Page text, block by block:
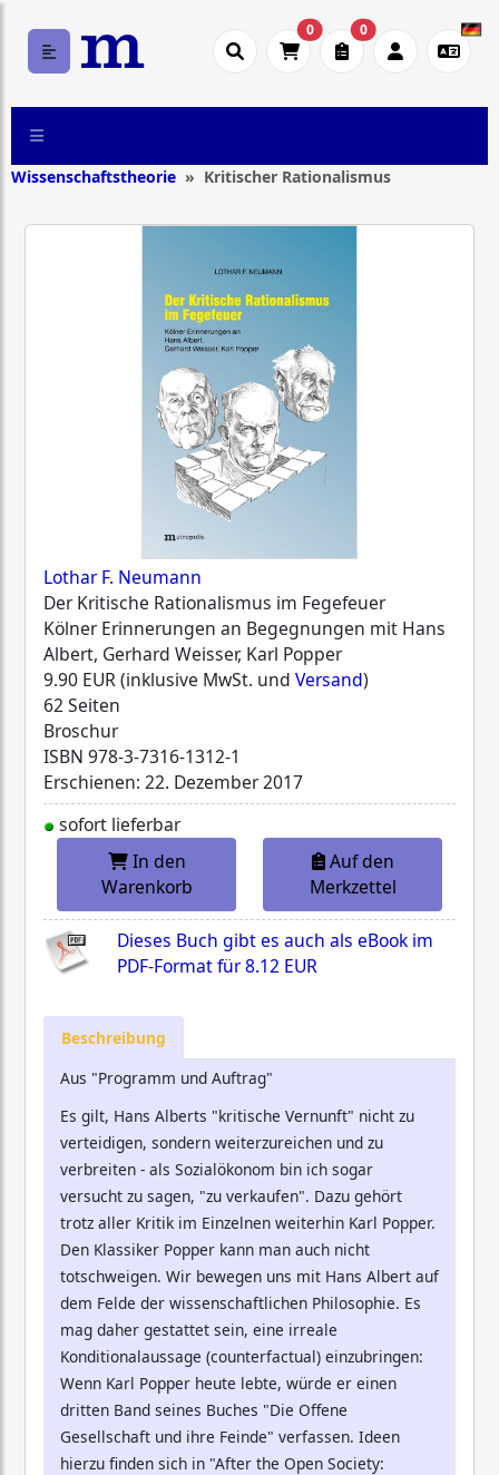
0 0
Wissenschaftstheorie Kritischer Rationalismus
Lothar F. Neumann
Der Kritische Rationalismus im Fegefeuer
Kölner Erinnerungen an Begegnungen mit Hans
Albert, Gerhard Weisser, Karl Popper
9.90 EUR (inklusive MwSt. und Versand)
62 Seiten
Broschur
ISBN 978-3-7316-1312-1
Erschienen: 22. Dezember 2017
sofort lieferbar
In den
Warenkorb
Auf den
Merkzettel
Dieses Buch gibt es auch als eBook im
PDF-Format für8.12 EUR
Beschreibung
Aus "Programm und Auftrag"
Es gilt, Hans Alberts "kritische Vernunft" nicht zu
verteidigen, sondern weiterzureichen und zu
verbreiten - als Sozialökonom bin ich sogar
versucht zu sagen, "zu verkaufen". Dazu gehört
trotz aller Kritik im Einzelnen weiterhin Karl Popper.
Den Klassiker Popper kann man auch nicht
totschweigen. Wir bewegen uns mit Hans Albert auf
dem Felde der wissenschaftlichen Philosophie. Es
mag daher gestattet sein, eine irreale
Konditionalaussage (counterfactual) einzubringen:
Wenn Karl Popper heute lebte, würde er einen
dritten Band seines Buches "Die Offene
Gesellschaft und ihre Feinde" verfassen. Ideen
hierzu finden sich in "After the Open Society: